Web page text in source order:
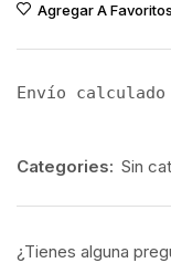
Agregar A Favoritos
Envío
Categories: Sin
¿Tienes alguna